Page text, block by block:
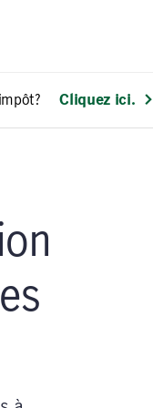
Cliquez ici.